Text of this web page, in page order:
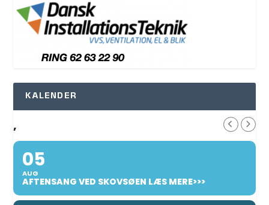
KALENDER
,
05
AUG
AFTENSANG VED SKOVSØEN LÆS MERE>>>